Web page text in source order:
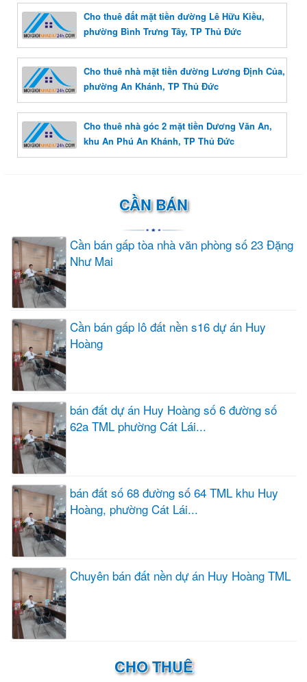
Cho thuê đất mặt tiền đường Lê Hữu Kiều,
phường Bình Trưng Tây, TP Thủ Đức
Cho thuê nhà mặt tiền đường Lương Định Của,
phường An Khánh, TP Thủ Đức
Cho thuê nhà góc 2 mặt tiền Dương Văn An,
khu An Phú An Khánh, TP Thủ Đức
CẦN BÁN
Cần bán gấp tòa nhà văn phòng số 23 Đặng
Như Mai
Cần bán gấp lô đất nền s16 dự án Huy
Hoàng
bán đất dự án Huy Hoàng số 6 đường số
62a TML phường Cát Lái...
bán đất số 68 đường số 64 TML khu Huy
Hoàng, phường Cát Lái...
Chuyên bán đất nền dự án Huy Hoàng TML
CHO THUÊ